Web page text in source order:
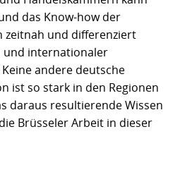
das Know-how der
und differenziert
und internationaler
andere deutsche
ist so stark in den Regionen
daraus resultierende Wissen
Brüsseler Arbeit in dieser